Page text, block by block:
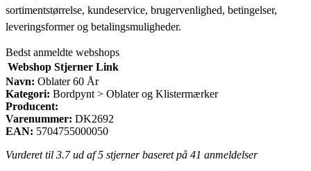
sortimentstørrelse, kundeservice, brugervenlighed, betingelser,
leveringsformer og betalingsmuligheder.
Bedst anmeldte webshops
Webshop Stjerner Link
Navn: Oblater 60 År
Kategori: Bordpynt > Oblater og Klistermærker
Producent:
Varenummer: DK2692
EAN: 5704755000050
Vurderet til 3.7ud af 5 stjerner baseret på 41 anmeldelser